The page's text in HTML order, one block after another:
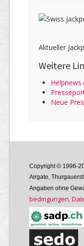
Aktueller
Weitere
Neue
Copyright © 1996-
Airgate,
Angaben ohne
bedin­gungen,